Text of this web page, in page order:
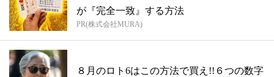
が『完全一致』する方法
PR(株式会社MURA)
８月のロト6はこの方法で買え!!６つの数字